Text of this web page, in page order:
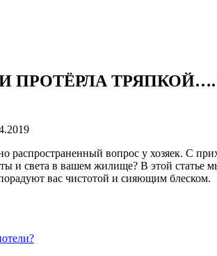
ПРОТЁРЛА
вопрос у хозяек. С
и света в вашем жилище? В этой
вас чистотой и сияющим блеском.